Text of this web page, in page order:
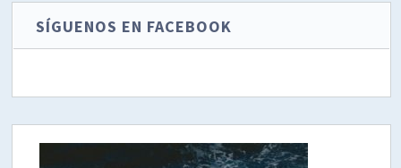
SÍGUENOS EN FACEBOOK